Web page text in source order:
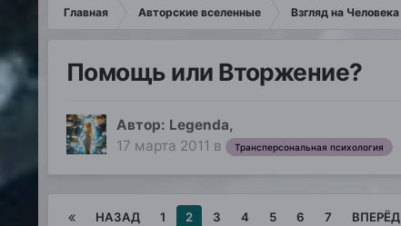
Главная Авторские вселенные Взгляд на Человека
Помощь или Вторжение?
Автор: Legenda,
17 марта 2011 в Трансперсональная психология
НАЗАД 1 2 3 4 5 6 7 ВПЕРЁД